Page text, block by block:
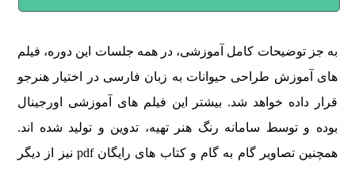
به جز توضیحات کامل آموزشی، در همه جلسات این دوره، فیلم
های آموزش طراحی حیوانات به زبان فارسی در اختیار هنرجو
قرار داده خواهد شد. بیشتر این فیلم های آموزشی اورجینال
بوده و توسط سامانه رنگ هنر تهیه، تدوین و تولید شده اند.
همچنین تصاویر گام به گام و کتاب های رایگان pdf نیز از دیگر